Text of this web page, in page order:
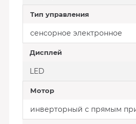
Тип управления
сенсорное электронное
Дисплей
LED
Мотор
инверторный с прямым